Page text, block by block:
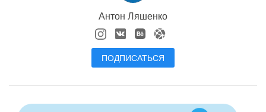
Антон Ляшенко
ПОДПИСАТЬСЯ